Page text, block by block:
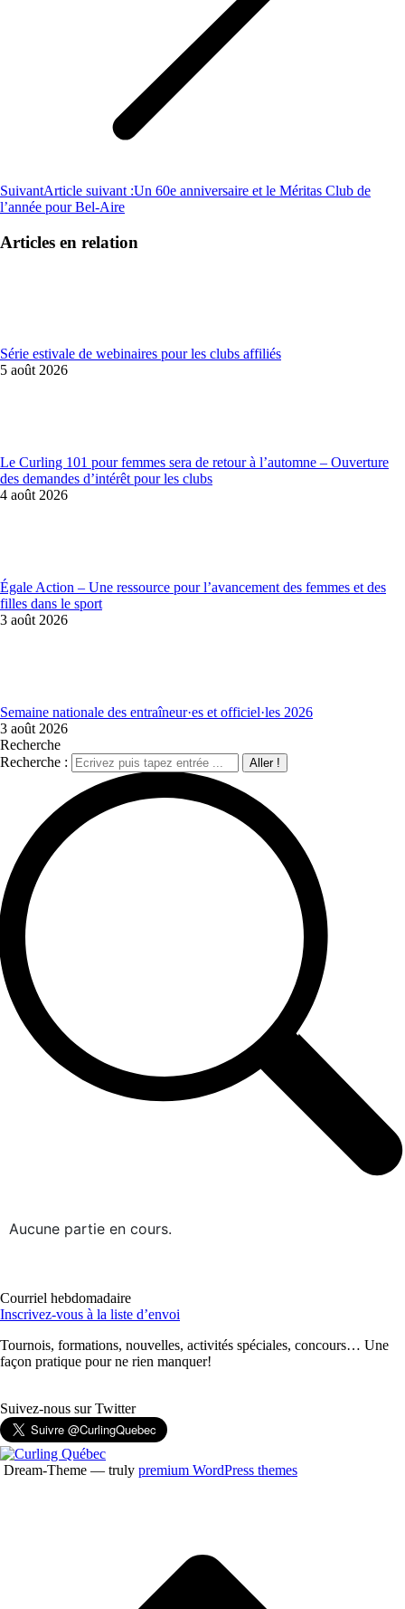
SuivantArticle suivant :Un 60e anniversaire et le Méritas Club de
l’année pour Bel-Aire
Articles en relation
Série estivale de webinaires pour les clubs affiliés
5 août 2026
Le Curling 101 pour femmes sera de retour à l’automne – Ouverture
des demandes d’intérêt pour les clubs
4 août 2026
Égale Action – Une ressource pour l’avancement des femmes et des
filles dans le sport
3 août 2026
Semaine nationale des entraîneur·es et officiel·les 2026
3 août 2026
Recherche
Recherche :
Aucune partie en cours.
Courriel hebdomadaire
Inscrivez-vous à la liste d’envoi
Tournois, formations, nouvelles, activités spéciales, concours… Une
façon pratique pour ne rien manquer!
Suivez-nous sur Twitter
Dream-Theme — truly premium WordPress themes